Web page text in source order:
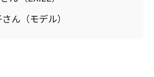
ん（モデル）